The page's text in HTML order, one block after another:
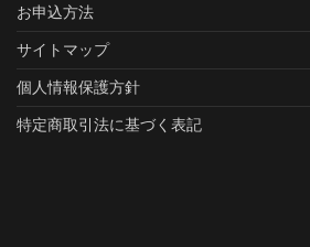
お申込方法
サイトマップ
個人情報保護方針
特定商取引法に基づく表記